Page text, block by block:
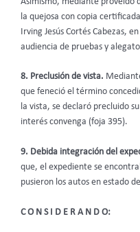
la quejosa con copia
Irving Jesús Cortés Cabezas,
audiencia de pruebas y
8. Preclusión de vista.
que feneció el término
la vista, se declaró precluido
interés convenga (foja 395).
9. Debida integración del
que, el expediente se
pusieron los autos en estado
C O N S I D E R A N D O: